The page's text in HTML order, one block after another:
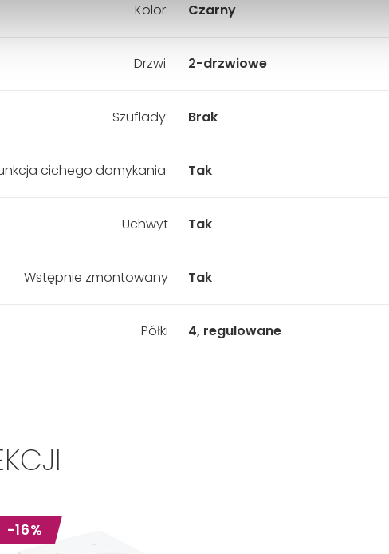
Kolor: Czarny
Drzwi: 2-drzwiowe
Szuflady: Brak
cichego domykania: Tak
Uchwyt Tak
Wstępnie zmontowany Tak
Półki 4, regulowane
-16%